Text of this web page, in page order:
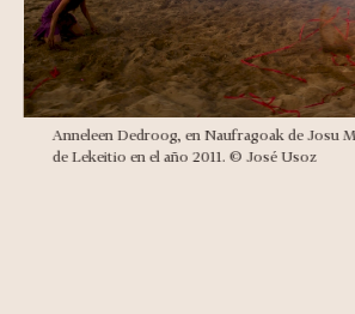
Anneleen Dedroog, en Naufragoak de Josu
de Lekeitio en el año 2011. © José Usoz